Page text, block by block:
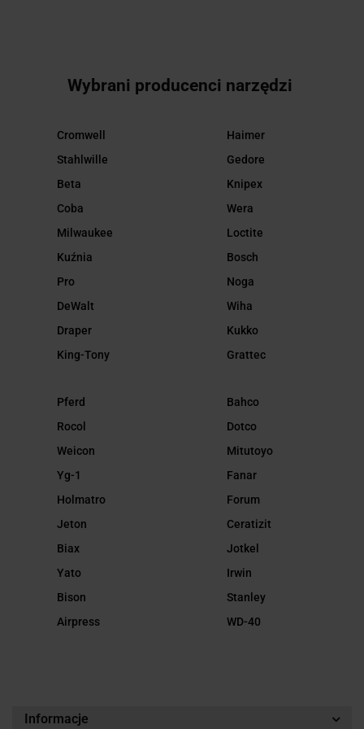
Wybrani producenci narzędzi
Cromwell
Stahlwille
Beta
Coba
Milwaukee
Kuźnia
Pro
DeWalt
Draper
King-Tony
Haimer
Gedore
Knipex
Wera
Loctite
Bosch
Noga
Wiha
Kukko
Grattec
Pferd
Rocol
Weicon
Yg-1
Holmatro
Jeton
Biax
Yato
Bison
Airpress
Bahco
Dotco
Mitutoyo
Fanar
Forum
Ceratizit
Jotkel
Irwin
Stanley
WD-40
Informacje